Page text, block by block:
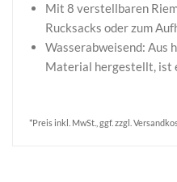
Mit 8 verstellbaren
Rucksacks oder zum
Wasserabweisend: Aus
Material hergestellt, ist
*Preis inkl. MwSt., ggf. zzgl.